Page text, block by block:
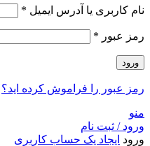
نام کاربری یا آدرس ایمیل *
رمز عبور *
ورود
رمز عبور را فراموش کرده اید؟
منو
ورود / ثبت نام
ورود ایجاد یک حساب کاربری